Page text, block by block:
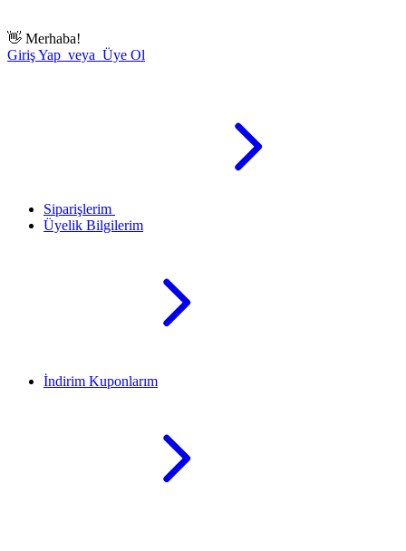
👋 Merhaba!
Giriş Yap veya Üye Ol
Siparişlerim
Üyelik Bilgilerim
İndirim Kuponlarım